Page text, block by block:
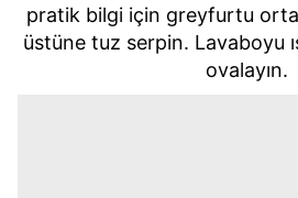
pratik bilgi için greyfurtu
üstüne tuz serpin. Lavaboyu
ovalayın.